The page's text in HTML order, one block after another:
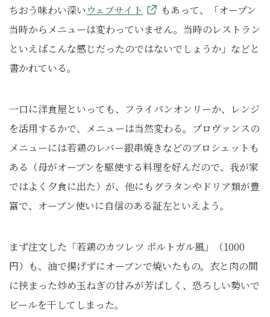
ちおう味わい深いウェブサイト
もあって、「オープン
当時からメニューは変わっていません。当時のレストラン
といえばこんな感じだったのではないでしょうか」などと
書かれている。
一口に洋食屋といっても、フライパンオンリーか、レンジ
を活用するかで、メニューは当然変わる。プロヴァンスの
メニューには若鶏のレバー銀串焼きなどのブロシェットも
ある（母がオーブンを駆使する料理を好んだので、我が家
ではよく夕食に出た）が、他にもグラタンやドリア類が豊
富で、オーブン使いに自信のある証左といえよう。
まず注文した「若鶏のカツレツ ポルトガル風」（1000
円）も、油で揚げずにオーブンで焼いたもの。衣と肉の間
に挟まった炒め玉ねぎの甘みが芳ばしく、恐ろしい勢いで
ビールを干してしまった。